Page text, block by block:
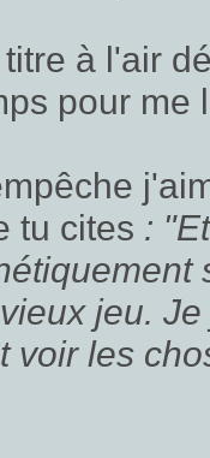
à l'air
pour me
tu cites :
jeu. Je
voir les